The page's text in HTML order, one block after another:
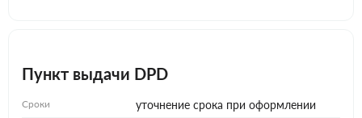
Пункт выдачи DPD
Сроки уточнение срока при оформлении